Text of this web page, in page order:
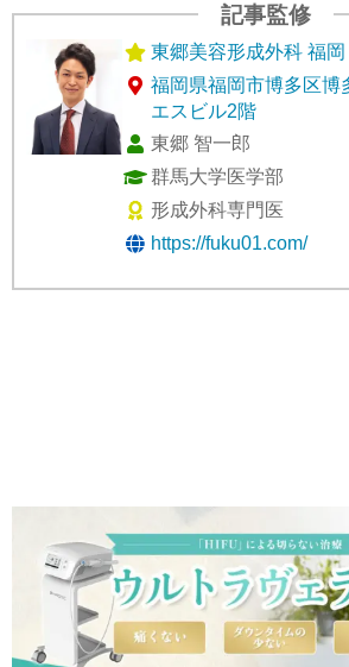
記事監修
東郷美容形成外科 福岡
福岡県福岡市博多区博
エスビル2階
東郷 智一郎
群馬大学医学部
形成外科専門医
https://fuku01.com/